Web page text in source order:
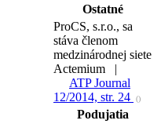
Ostatné
ProCS, s.r.o., sa
stáva členom
medzinárodnej siete
Actemium |
ATP Journal
12/2014, str. 24
()
Podujatia